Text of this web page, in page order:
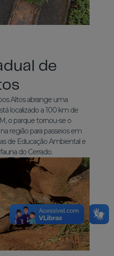
de
Altos abrange uma
localizado a 100 km de
o parque tornou-se o
região para passeios em
de Educação Ambiental e
do Cerrado.